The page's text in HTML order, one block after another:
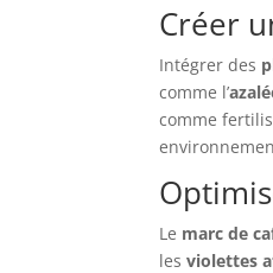
Créer
Intégrer des
comme l’
comme
Le marc de
lesviolettes